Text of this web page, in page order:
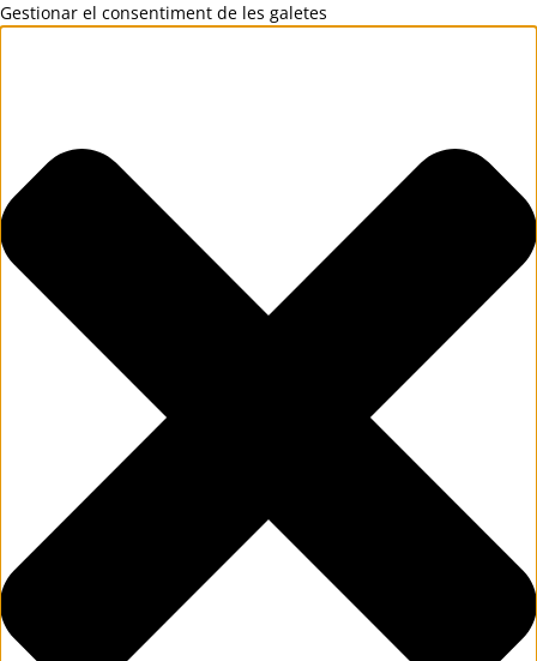
Gestionar el consentiment de les galetes